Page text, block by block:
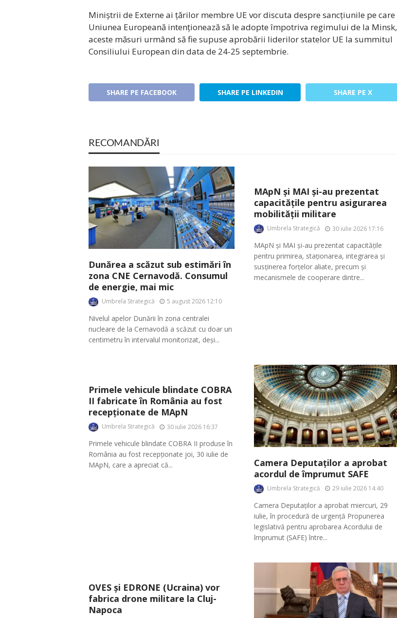
Miniștrii de Externe ai țărilor membre UE vor discuta despre sancțiunile pe care
Uniunea Europeană intenționează să le adopte împotriva regimului de la Minsk,
aceste măsuri urmând să fie supuse aprobării liderilor statelor UE la summitul
Consiliului European din data de 24-25 septembrie.
SHARE PE FACEBOOK SHARE PE LINKEDIN SHARE PE X
RECOMANDĂRI
Dunărea a scăzut sub estimări în
zona CNE Cernavodă. Consumul
de energie, mai mic
Umbrela Strategică 5 august 2026 12:10
Nivelul apelor Dunării în zona centralei
nucleare de la Cernavodă a scăzut cu doar un
centimetru în intervalul monitorizat, deși...
MApN și MAI și-au prezentat
capacitățile pentru asigurarea
mobilității militare
Umbrela Strategică 30 iulie 2026 17:16
MApN și MAI și-au prezentat capacitățile
pentru primirea, staționarea, integrarea și
susținerea forțelor aliate, precum și
mecanismele de cooperare dintre...
Primele vehicule blindate COBRA
II fabricate în România au fost
recepționate de MApN
Umbrela Strategică 30 iulie 2026 16:37
Primele vehicule blindate COBRA II produse în
România au fost recepționate joi, 30 iulie de
MApN, care a apreciat că...
Camera Deputaților a aprobat
acordul de împrumut SAFE
Umbrela Strategică 29 iulie 2026 14:40
Camera Deputaților a aprobat miercuri, 29
iulie, în procedură de urgență Propunerea
legislativă pentru aprobarea Acordului de
împrumut (SAFE) între...
OVES și EDRONE (Ucraina) vor
fabrica drone militare la Cluj-
Napoca